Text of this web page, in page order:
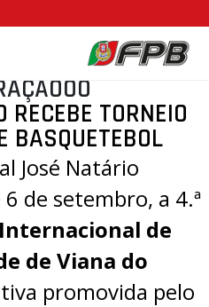
TORNEIO
BASQUETEBOL
José Natário
de setembro, a 4.ª
de
de Viana do
promovida pelo